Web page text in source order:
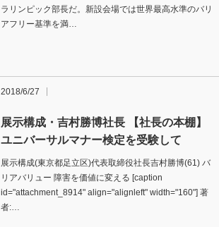
ラリンピック部長だ。新設会場では世界最高水準のバリ
アフリー基準を満…
2018/6/27
展示構成・吉村勝博社長 【社長の本棚】
ユニバーサルマナー検定を受験して
展示構成(東京都足立区)代表取締役社長吉村勝博(61) バ
リアバリュー 障害を価値に変える [caption
id="attachment_8914" align="alignleft" width="160"] 著
者:…